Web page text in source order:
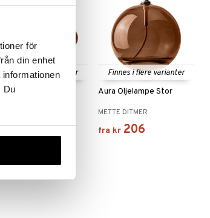
för
din enhet
Du
Finnes i flere varianter
Oljelampe Liten
229
Finnes i flere varianter
Aura Oljelampe Stor
METTE DITMER
fra kr 206